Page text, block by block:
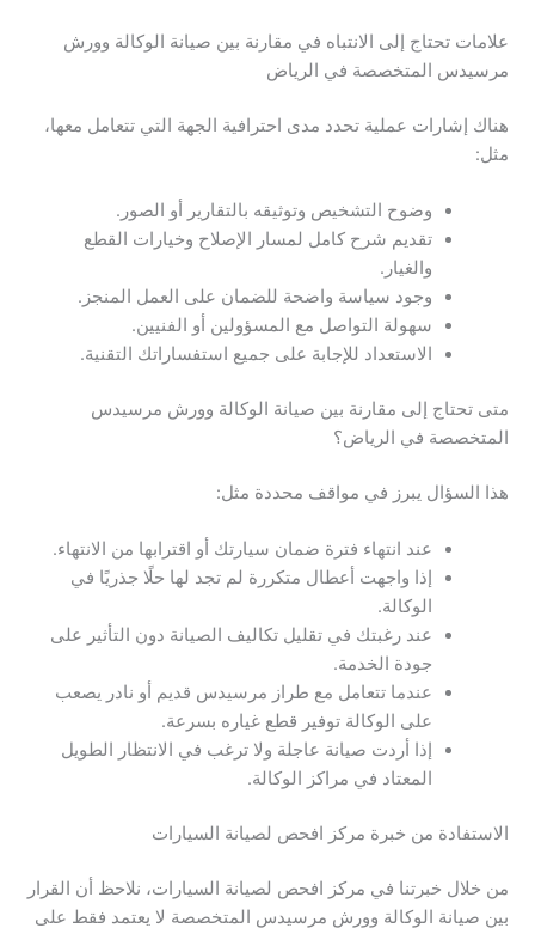
علامات تحتاج إلى الانتباه في مقارنة بين صيانة الوكالة وورش
مرسيدس المتخصصة في الرياض
هناك إشارات عملية تحدد مدى احترافية الجهة التي تتعامل معها،
مثل:
وضوح التشخيص وتوثيقه بالتقارير أو الصور.
تقديم شرح كامل لمسار الإصلاح وخيارات القطع
والغيار.
وجود سياسة واضحة للضمان على العمل المنجز.
سهولة التواصل مع المسؤولين أو الفنيين.
الاستعداد للإجابة على جميع استفساراتك التقنية.
متى تحتاج إلى مقارنة بين صيانة الوكالة وورش مرسيدس
المتخصصة في الرياض؟
هذا السؤال يبرز في مواقف محددة مثل:
عند انتهاء فترة ضمان سيارتك أو اقترابها من الانتهاء.
إذا واجهت أعطال متكررة لم تجد لها حلًا جذريًا في
الوكالة.
عند رغبتك في تقليل تكاليف الصيانة دون التأثير على
جودة الخدمة.
عندما تتعامل مع طراز مرسيدس قديم أو نادر يصعب
على الوكالة توفير قطع غياره بسرعة.
إذا أردت صيانة عاجلة ولا ترغب في الانتظار الطويل
المعتاد في مراكز الوكالة.
الاستفادة من خبرة مركز افحص لصيانة السيارات
من خلال خبرتنا في مركز افحص لصيانة السيارات، نلاحظ أن القرار
بين صيانة الوكالة وورش مرسيدس المتخصصة لا يعتمد فقط على